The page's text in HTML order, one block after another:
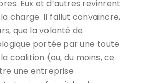
Eux et d’autres revinrent
charge. Il fallut convaincre,
que la volonté de
portée par une toute
coalition (ou, du moins, ce
une entreprise